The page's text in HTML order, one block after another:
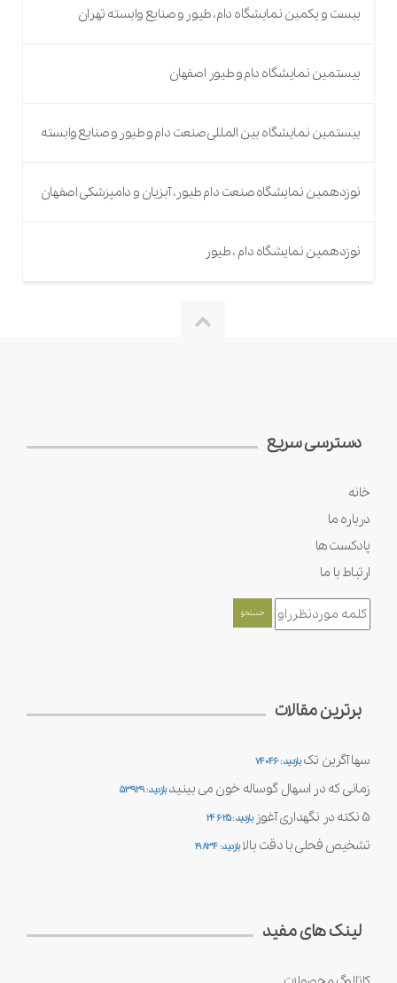
بیست و یکمین نمایشگاه دام، طیور و صنایع وابسته تهران
بیستمین نمایشگاه دام و طیور اصفهان
بیستمین نمایشگاه بین المللی صنعت دام و طیور و صنایع وابسته
نوزدهمین نمایشگاه صنعت دام طیور، آبزیان و دامپزشکی اصفهان
نوزدهمین نمایشگاه دام ، طیور
دسترسی سریع
خانه
درباره ما
پادکست ها
ارتباط با ما
برترین مقالات
سها آگرین تک بازدید : 74046
زمانی که در اسهال گوساله خون می بینید بازدید : 53929
5 نکته در نگهداری آغوز بازدید : 24625
تشخیص فحلی با دقت بالا بازدید : 19834
لینک های مفید